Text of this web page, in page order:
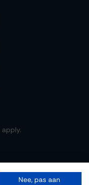
apply.
Nee, pas aan